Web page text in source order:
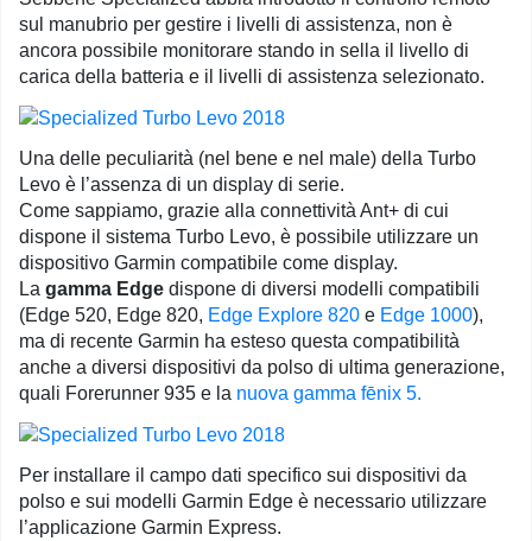
sul manubrio per gestire i livelli di assistenza, non è
ancora possibile monitorare stando in sella il livello di
carica della batteria e il livelli di assistenza selezionato.
Una delle peculiarità (nel bene e nel male) della Turbo
Levo è l’assenza di un display di serie.
Come sappiamo, grazie alla connettività Ant+ di cui
dispone il sistema Turbo Levo, è possibile utilizzare un
dispositivo Garmin compatibile come display.
La gamma Edge dispone di diversi modelli compatibili
(Edge 520, Edge 820, Edge Explore 820 e Edge 1000),
ma di recente Garmin ha esteso questa compatibilità
anche a diversi dispositivi da polso di ultima generazione,
quali Forerunner 935 e la nuova gamma fēnix 5.
Per installare il campo dati specifico sui dispositivi da
polso e sui modelli Garmin Edge è necessario utilizzare
l’applicazione Garmin Express.